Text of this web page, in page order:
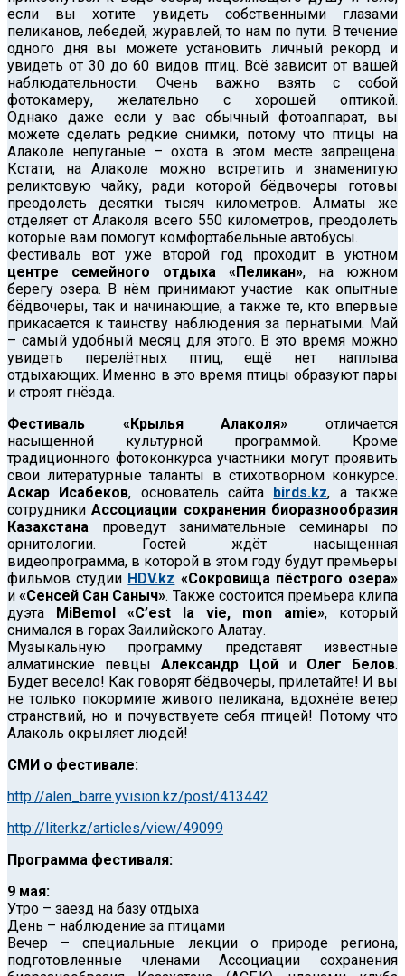
если вы хотите увидеть собственными глазами
пеликанов, лебедей, журавлей, то нам по пути. В течение
одного дня вы можете установить личный рекорд и
увидеть от 30 до 60 видов птиц. Всё зависит от вашей
наблюдательности. Очень важно взять с собой
фотокамеру, желательно с хорошей оптикой.
Однако даже если у вас обычный фотоаппарат, вы
можете сделать редкие снимки, потому что птицы на
Алаколе непуганые – охота в этом месте запрещена.
Кстати, на Алаколе можно встретить и знаменитую
реликтовую чайку, ради которой бёдвочеры готовы
преодолеть десятки тысяч километров. Алматы же
отделяет от Алаколя всего 550 километров, преодолеть
которые вам помогут комфортабельные автобусы.
Фестиваль вот уже второй год проходит в уютном
центре семейного отдыха «Пеликан», на южном
берегу озера. В нём принимают участие как опытные
бёдвочеры, так и начинающие, а также те, кто впервые
прикасается к таинству наблюдения за пернатыми. Май
– самый удобный месяц для этого. В это время можно
увидеть перелётных птиц, ещё нет наплыва
отдыхающих. Именно в это время птицы образуют пары
и строят гнёзда.
Фестиваль «Крылья Алаколя» отличается
насыщенной культурной программой. Кроме
традиционного фотоконкурса участники могут проявить
свои литературные таланты в стихотворном конкурсе.
Аскар Исабеков, основатель сайта birds.kz, а также
сотрудникиАссоциации сохранения биоразнообразия
Казахстана проведут занимательные семинары по
орнитологии. Гостей ждёт насыщенная
видеопрограмма, в которой в этом году будут премьеры
фильмов студии HDV.kz «Сокровища пёстрого озера»
и«Сенсей Сан Саныч». Также состоится премьера клипа
дуэта MiBemol «С’est la vie, mon amie», который
снимался в горах Заилийского Алатау.
Музыкальную программу представят известные
алматинские певцыАлександр Цойи Олег Белов.
Будет весело! Как говорят бёдвочеры, прилетайте! И вы
не только покормите живого пеликана, вдохнёте ветер
странствий, но и почувствуете себя птицей! Потому что
Алаколь окрыляет людей!
СМИ о фестивале:
http://alen_barre.yvision.kz/post/413442
http://liter.kz/articles/view/49099
Программа фестиваля:
9 мая:
Утро – заезд на базу отдыха
День – наблюдение за птицами
Вечер – специальные лекции о природе региона,
подготовленные членами Ассоциации сохранения